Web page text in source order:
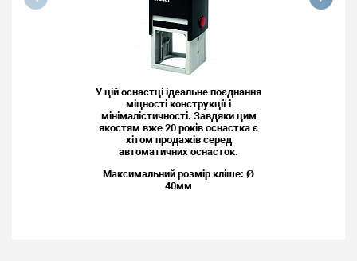
У цій оснастці ідеальне поєднання
міцності конструкції і
мінімалістичності. Завдяки цим
якостям вже 20 років оснастка є
хітом продажів серед
автоматичних оснасток.
Максимальний розмір кліше: Ø
40мм